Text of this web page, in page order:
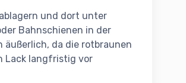
und dort unter
Bahnschienen in der
äußerlich, da die rotbraunen
Lack langfristig vor